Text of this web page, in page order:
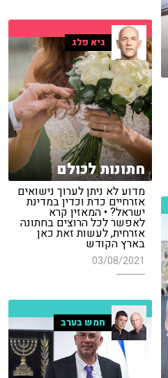
גיא פלג
חתונות לכולם
מדוע לא ניתן לערוך נישואים
אזרחיים כדת וכדין במדינת
ישראל? • המאזין קרא
לאפשר לכל הרוצים בחתונה
אזרחית, לעשות זאת כאן
בארץ הקודש
03/08/2021
חמש בערב